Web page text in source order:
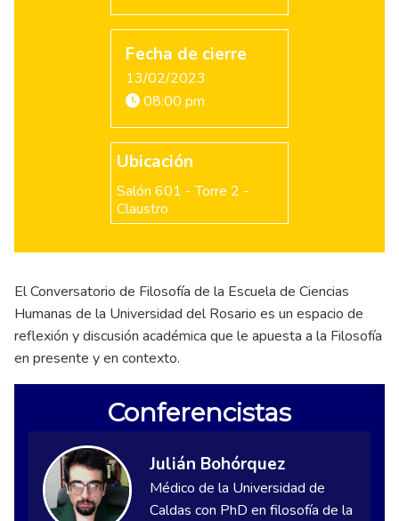
Fecha de cierre
13/02/2023
08:00 pm
Ubicación
Salón 601 - Torre 2 -
Claustro
El Conversatorio de Filosofía de la Escuela de Ciencias
Humanas de la Universidad del Rosario es un espacio de
reflexión y discusión académica que le apuesta a la Filosofía
en presente y en contexto.
Conferencistas
Julián Bohórquez
Médico de la Universidad de
Caldas con PhD en filosofía de la